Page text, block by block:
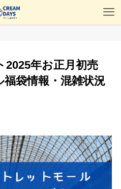
2025年お正月初売
福袋情報・混雑状況